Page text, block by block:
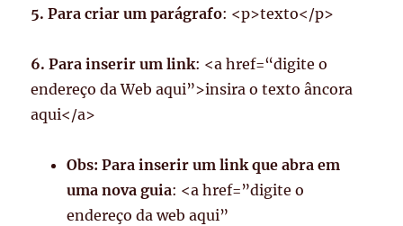
5. Para criar um parágrafo: <p>texto</p>
6. Para inserir um link: <a href=“digite o
endereço da Web aqui”>insira o texto âncora
aqui</a>
Obs: Para inserir um link que abra em
uma nova guia: <a href=”digite o
endereço da web aqui”